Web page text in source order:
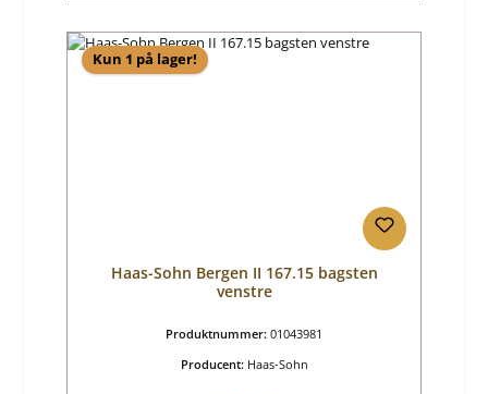
Kun 1 på lager!
Haas-Sohn Bergen II 167.15 bagsten
venstre
Produktnummer: 01043981
Producent: Haas-Sohn